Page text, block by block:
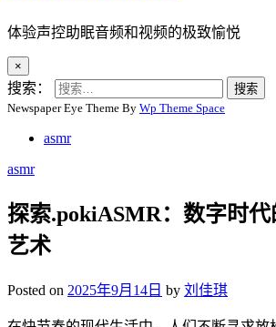
体验声控助眠音频和视频的极致愉悦
×
搜索：
Newspaper Eye Theme By Wp Theme Space
asmr
asmr
探索.pokiASMR：数字时
艺术
Posted on 2025年9月14日 by 刘佳琪